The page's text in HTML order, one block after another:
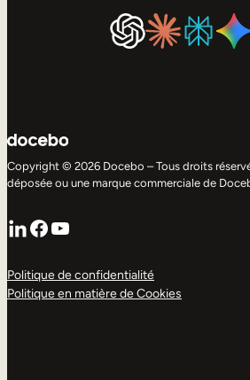
Copyright © 2026 Docebo – Tous droits
déposée ou une marque commerciale de
LinkedIn
Facebook
YouTube
Politique de confidentialité
Politique en matière de Cookies